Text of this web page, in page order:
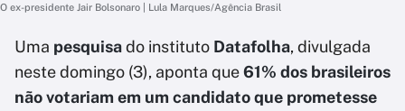
O ex-presidente Jair Bolsonaro | Lula Marques/Agência Brasil
Uma pesquisado instituto Datafolha, divulgada
neste domingo (3), aponta que61% dos brasileiros
não votariam em um candidato que prometesse